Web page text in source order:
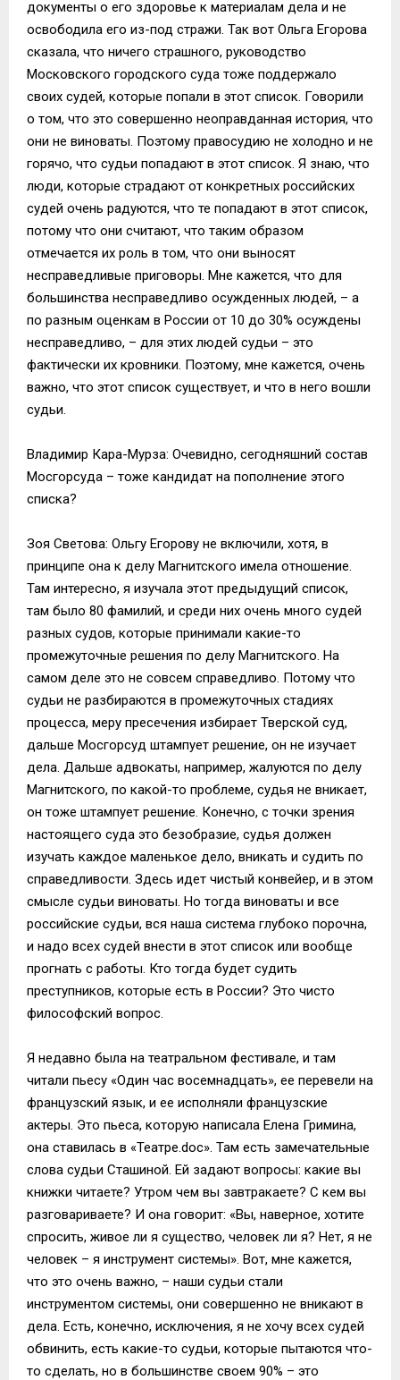
документы о его здоровье к материалам дела и не
освободила его из-под стражи. Так вот Ольга Егорова
сказала, что ничего страшного, руководство
Московского городского суда тоже поддержало
своих судей, которые попали в этот список. Говорили
о том, что это совершенно неоправданная история, что
они не виноваты. Поэтому правосудию не холодно и не
горячо, что судьи попадают в этот список. Я знаю, что
люди, которые страдают от конкретных российских
судей очень радуются, что те попадают в этот список,
потому что они считают, что таким образом
отмечается их роль в том, что они выносят
несправедливые приговоры. Мне кажется, что для
большинства несправедливо осужденных людей, – а
по разным оценкам в России от 10 до 30% осуждены
несправедливо, – для этих людей судьи – это
фактически их кровники. Поэтому, мне кажется, очень
важно, что этот список существует, и что в него вошли
судьи.
Владимир Кара-Мурза: Очевидно, сегодняшний состав
Мосгорсуда – тоже кандидат на пополнение этого
списка?
Зоя Светова: Ольгу Егорову не включили, хотя, в
принципе она к делу Магнитского имела отношение.
Там интересно, я изучала этот предыдущий список,
там было 80 фамилий, и среди них очень много судей
разных судов, которые принимали какие-то
промежуточные решения по делу Магнитского. На
самом деле это не совсем справедливо. Потому что
судьи не разбираются в промежуточных стадиях
процесса, меру пресечения избирает Тверской суд,
дальше Мосгорсуд штампует решение, он не изучает
дела. Дальше адвокаты, например, жалуются по делу
Магнитского, по какой-то проблеме, судья не вникает,
он тоже штампует решение. Конечно, с точки зрения
настоящего суда это безобразие, судья должен
изучать каждое маленькое дело, вникать и судить по
справедливости. Здесь идет чистый конвейер, и в этом
смысле судьи виноваты. Но тогда виноваты и все
российские судьи, вся наша система глубоко порочна,
и надо всех судей внести в этот список или вообще
прогнать с работы. Кто тогда будет судить
преступников, которые есть в России? Это чисто
философский вопрос.
Я недавно была на театральном фестивале, и там
читали пьесу «Один час восемнадцать», ее перевели на
французский язык, и ее исполняли французские
актеры. Это пьеса, которую написала Елена Гримина,
она ставилась в «Театре.doc». Там есть замечательные
слова судьи Сташиной. Ей задают вопросы: какие вы
книжки читаете? Утром чем вы завтракаете? С кем вы
разговариваете? И она говорит: «Вы, наверное, хотите
спросить, живое ли я существо, человек ли я? Нет, я не
человек – я инструмент системы». Вот, мне кажется,
что это очень важно, – наши судьи стали
инструментом системы, они совершенно не вникают в
дела. Есть, конечно, исключения, я не хочу всех судей
обвинить, есть какие-то судьи, которые пытаются что-
то сделать, но в большинстве своем 90% – это